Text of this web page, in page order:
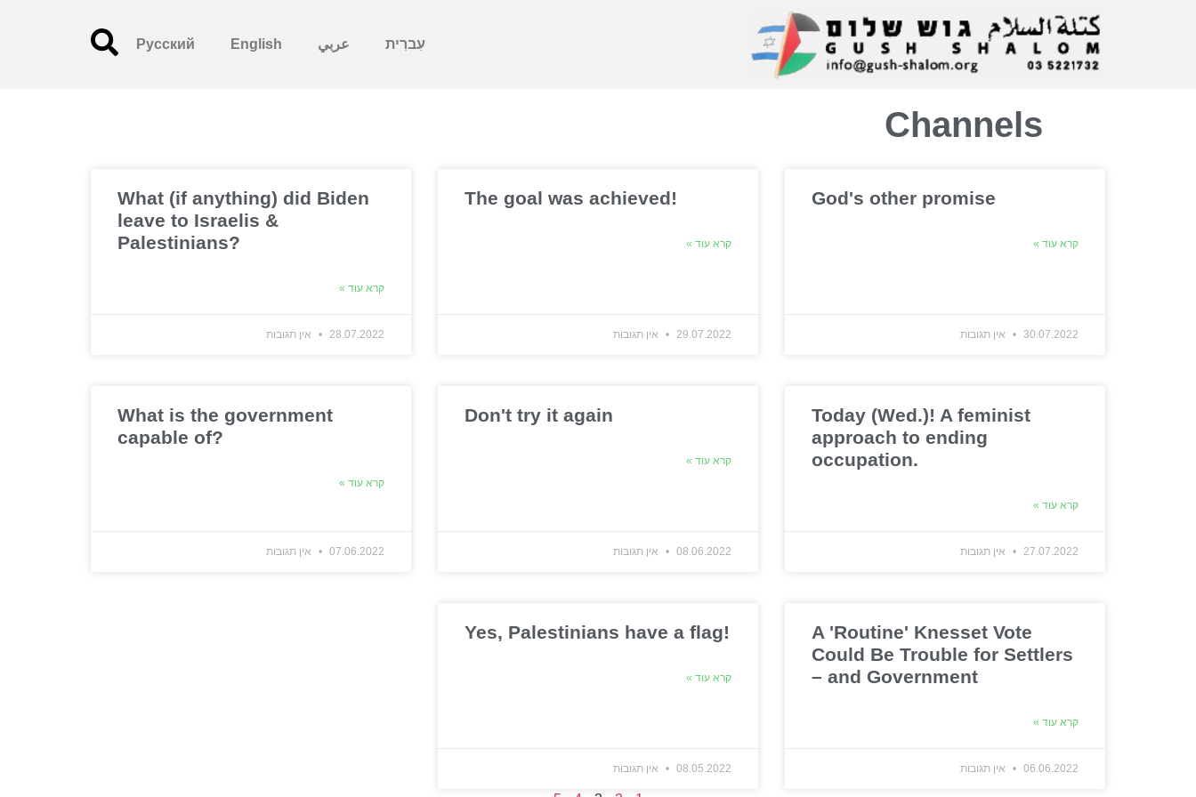
עִברִית عربي English
Русский
Channels
God's other promise
קרא עוד »
30.07.2022 אין תגובות
The goal was achieved!
קרא עוד »
29.07.2022 אין תגובות
What (if anything) did Biden
leave to Israelis &
Palestinians?
קרא עוד »
28.07.2022 אין תגובות
Today (Wed.)! A feminist
approach to ending
occupation.
קרא עוד »
27.07.2022 אין תגובות
Don't try it again
קרא עוד »
08.06.2022 אין תגובות
What is the government
capable of?
קרא עוד »
07.06.2022 אין תגובות
A 'Routine' Knesset Vote
Could Be Trouble for Settlers
– and Government
קרא עוד »
06.06.2022 אין תגובות
Yes, Palestinians have a flag!
קרא עוד »
08.05.2022 אין תגובות